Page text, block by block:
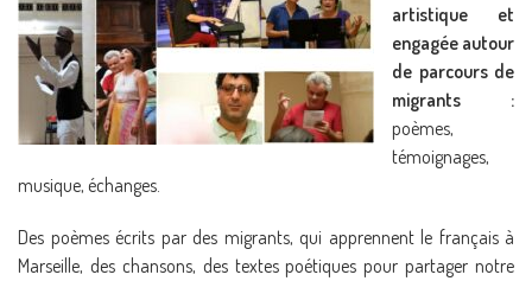
artistique et
engagée autour
de parcours de
migrants :
poèmes,
témoignages,
musique, échanges.
Des poèmes écrits par des migrants, qui apprennent le français à
Marseille, des chansons, des textes poétiques pour partager notre